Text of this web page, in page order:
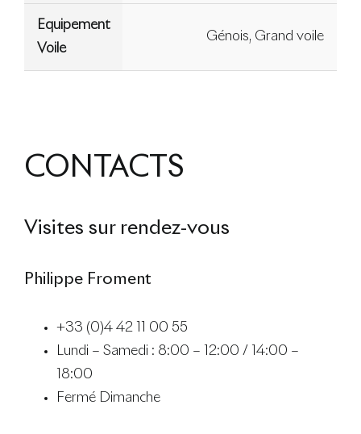
Equipement
Voile
Génois, Grand voile
CONTACTS
Visites sur rendez-vous
Philippe Froment
+33 (0)4 42 11 00 55
Lundi – Samedi : 8:00 – 12:00 / 14:00 –
18:00
Fermé Dimanche